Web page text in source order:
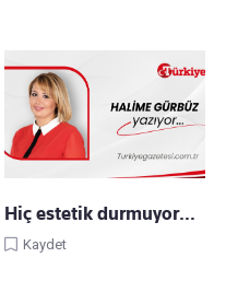
Hiç estetik durmuyor…
Kaydet